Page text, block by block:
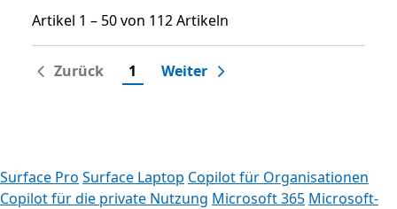
Artikel 1 – 50 von 112 Artikeln
Artikel 1 – 50 von 112 Artikeln
Zurück 1 Weiter
Surface Pro Surface Laptop Copilot für Organisationen
Copilot für die private Nutzung Microsoft 365 Microsoft-